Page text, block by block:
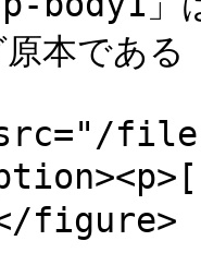
本である
figure>